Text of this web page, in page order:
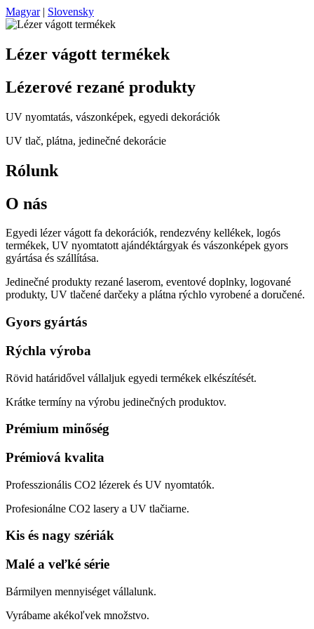
Magyar| Slovensky
Lézer vágott termékek
Lézerové rezané produkty
UV nyomtatás, vászonképek, egyedi dekorációk
UV tlač, plátna, jedinečné dekorácie
Rólunk
O nás
Egyedi lézer vágott fa dekorációk, rendezvény kellékek, logós
termékek, UV nyomtatott ajándéktárgyak és vászonképek gyors
gyártása és szállítása.
Jedinečné produkty rezané laserom, eventové doplnky, logované
produkty, UV tlačené darčeky a plátna rýchlo vyrobené a doručené.
Gyors gyártás
Rýchla výroba
Rövid határidővel vállaljuk egyedi termékek elkészítését.
Krátke termíny na výrobu jedinečných produktov.
Prémium minőség
Prémiová kvalita
Professzionális CO2 lézerek és UV nyomtatók.
Profesionálne CO2 lasery a UV tlačiarne.
Kis és nagy szériák
Malé a veľké série
Bármilyen mennyiséget vállalunk.
Vyrábame akékoľvek množstvo.